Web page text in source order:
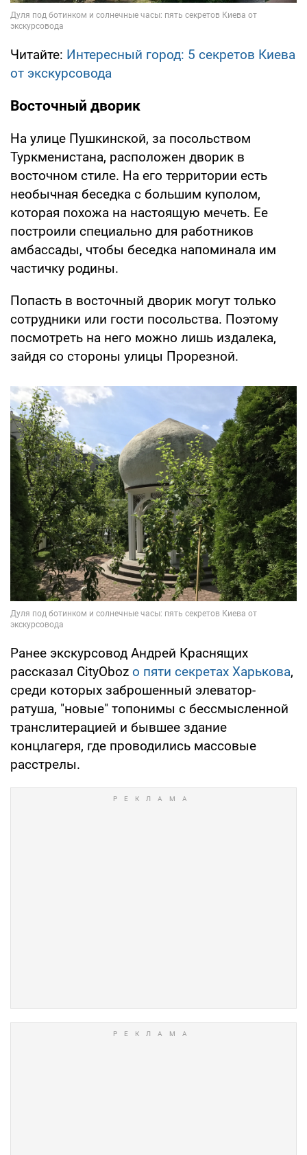
Читайте: Интересный город: 5 секретов Киева
от экскурсовода
Восточный дворик
На улице Пушкинской, за посольством
Туркменистана, расположен дворик в
восточном стиле. На его территории есть
необычная беседка с большим куполом,
которая похожа на настоящую мечеть. Ее
построили специально для работников
амбассады, чтобы беседка напоминала им
частичку родины.
Попасть в восточный дворик могут только
сотрудники или гости посольства. Поэтому
посмотреть на него можно лишь издалека,
зайдя со стороны улицы Прорезной.
Ранее экскурсовод Андрей Краснящих
рассказал CityOboz о пяти секретах Харькова,
среди которых заброшенный элеватор-
ратуша, "новые" топонимы с бессмысленной
транслитерацией и бывшее здание
концлагеря, где проводились массовые
расстрелы.